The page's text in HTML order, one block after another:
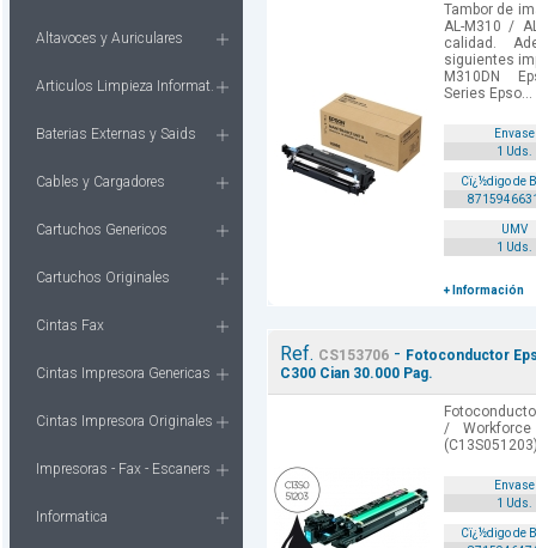
Altavoces y Auriculares
Articulos Limpieza Informat.
Baterias Externas y Saids
Cables y Cargadores
Cartuchos Genericos
Cartuchos Originales
Cintas Fax
Cintas Impresora Genericas
Cintas Impresora Originales
Impresoras - Fax - Escaners
Informatica
Tambor de
AL-M310 /
calidad.
siguientes
M310DN
Series Epso...
Envase
1 Uds.
Cï¿½digo de
UMV
1 Uds.
+ Información
Ref. CS153706- Fotoconductor
C300 Cian 30.000 Pag.
/
Envase
1 Uds.
Cï¿½digo de